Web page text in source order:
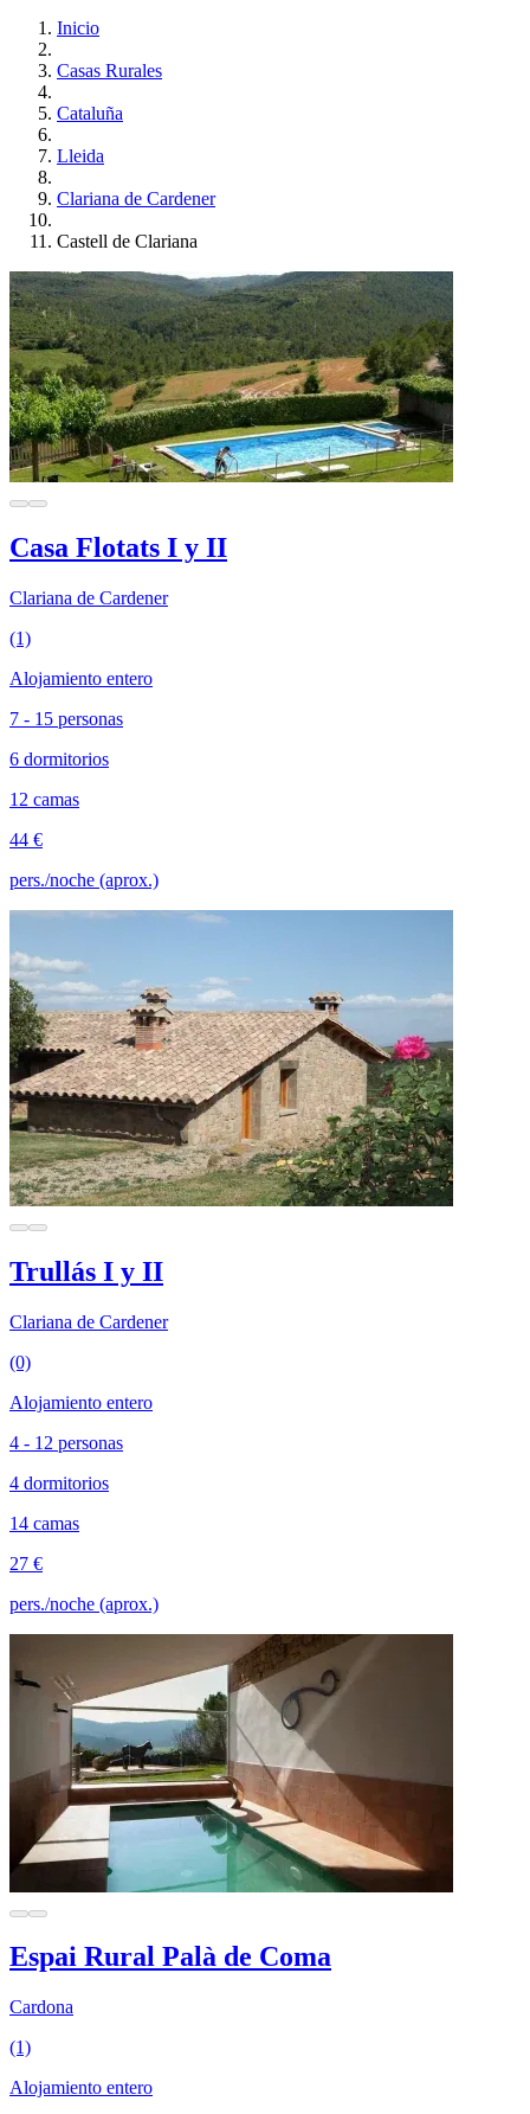
Inicio
Casas Rurales
Cataluña
Lleida
Clariana de Cardener
Castell de Clariana
Casa Flotats I y II
Clariana de Cardener
(1)
Alojamiento entero
7 - 15 personas
6 dormitorios
12 camas
44 €
pers./noche (aprox.)
Trullás I y II
Clariana de Cardener
(0)
Alojamiento entero
4 - 12 personas
4 dormitorios
14 camas
27 €
pers./noche (aprox.)
Espai Rural Palà de Coma
Cardona
(1)
Alojamiento entero